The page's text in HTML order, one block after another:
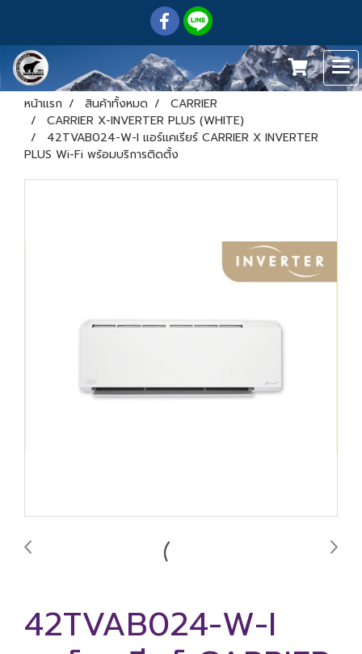
หน้าแรก สินค้าทั้งหมด
CARRIER
CARRIER X-INVERTER PLUS (WHITE)
42TVAB024-W-I แอร์แคเรียร์ CARRIER X INVERTER
PLUS Wi-Fi พร้อมบริการติดตั้ง
42TVAB024-W-I